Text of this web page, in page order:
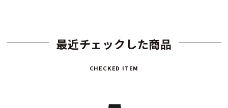
最近チェックした商品
CHECKED ITEM